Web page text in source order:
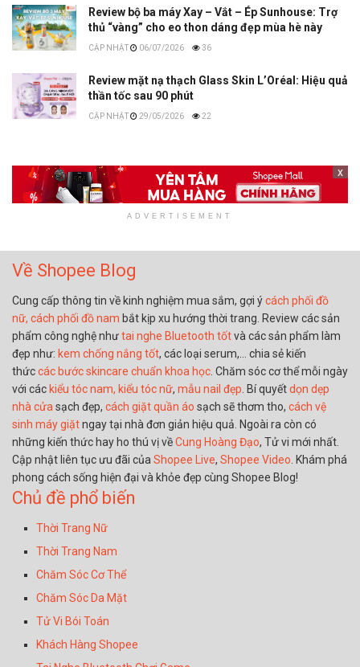
Review bộ ba máy Xay – Vắt – Ép Sunhouse: Trợ
thủ “vàng” cho eo thon dáng đẹp mùa hè này
06/07/2026 36
Review mặt nạ thạch Glass Skin L’Oréal: Hiệu quả
thần tốc sau 90 phút
29/05/2026 22
x
ADVERTISEMENT
Về Shopee Blog
Cung cấp thông tin về kinh nghiệm mua sắm, gợi ýcách phối đồ
nữ, cách phối đồ nam bắt kịp xu hướng thời trang. Review các sản
phẩm công nghệ nhưtai nghe Bluetooth tốtvà các sản phẩm làm
đẹp như: kem chống nắng tốt, các loại serum,… chia sẻ kiến
thứccác bước skincare chuẩn khoa học . Chăm sóc cơ thể mỗi ngày
với các kiểu tóc nam, kiểu tóc nữ, mẫu nail đẹp . Bí quyếtdọn dẹp
nhà cửa sạch đẹp, cách giặt quần áo sạch sẽ thơm tho, cách vệ
sinh máy giặtngay tại nhà đơn giản hiệu quả. Ngoài ra còn có
những kiến thức hay ho thú vị vềCung Hoàng Đạo, Tử vi mới nhất.
Cập nhật liên tục ưu đãi của Shopee Live, Shopee Video . Khám phá
phong cách sống hiện đại và khỏe đẹp cùng Shopee Blog!
Chủ đề phổ biến
Thời Trang Nữ
Thời Trang Nam
Chăm Sóc Cơ Thể
Chăm Sóc Da Mặt
Tử Vi Bói Toán
Khách Hàng Shopee